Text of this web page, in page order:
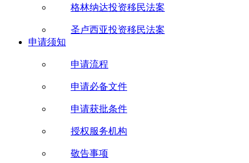
格林纳达投资移民法案
圣卢西亚投资移民法案
申请须知
申请流程
申请必备文件
申请获批条件
授权服务机构
敬告事项